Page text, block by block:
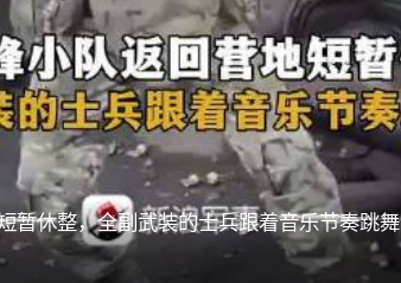
暂休整，全副武装的士兵跟着音乐节奏跳舞